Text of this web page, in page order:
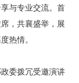
与专业交流。首
，共襄盛举，展
热情。
委拨冗受邀演讲